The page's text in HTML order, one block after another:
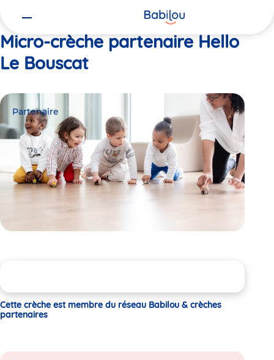
Micro-crèche partenaire Hello
Le Bouscat
Partenaire
Cette crèche est membre du réseau Babilou & crèches
partenaires